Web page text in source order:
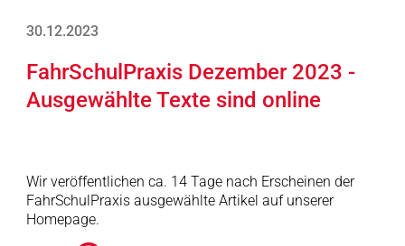
30.12.2023
FahrSchulPraxis Dezember 2023 -
Ausgewählte Texte sind online
Wir veröffentlichen ca. 14 Tage nach Erscheinen der
FahrSchulPraxis ausgewählte Artikel auf unserer
Homepage.